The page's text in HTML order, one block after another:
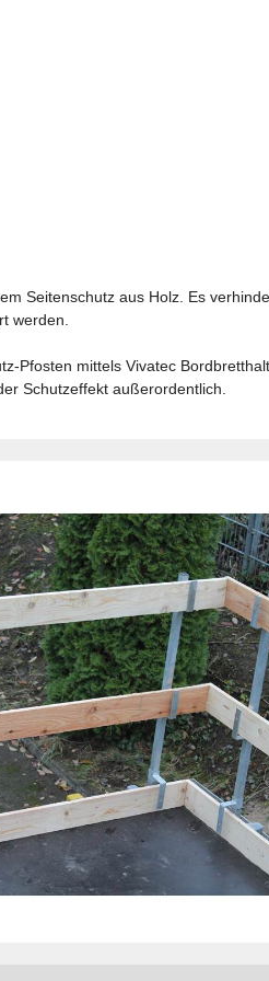
Seitenschutz aus Holz. Es
werden.
Pfosten mittels Vivatec
Schutzeffekt außerordentlich.